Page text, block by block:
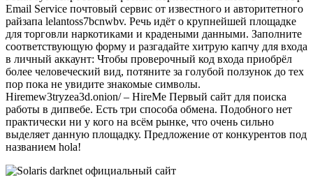
Email Service почтовый сервис от известного и авторитетного
райзапа lelantoss7bcnwbv. Речь идёт о крупнейшей площадке
для торговли наркотиками и крадеными данными. Заполните
соответствующую форму и разгадайте хитрую капчу для входа
в личный аккаунт: Чтобы проверочный код входа приобрёл
более человеческий вид, потяните за голубой ползунок до тех
пор пока не увидите знакомые символы.
Hiremew3tryzea3d.onion/ – HireMe Первый сайт для поиска
работы в дипвебе. Есть три способа обмена. Подобного нет
практически ни у кого на всём рынке, что очень сильно
выделяет данную площадку. Предложение от конкурентов под
названием hola!